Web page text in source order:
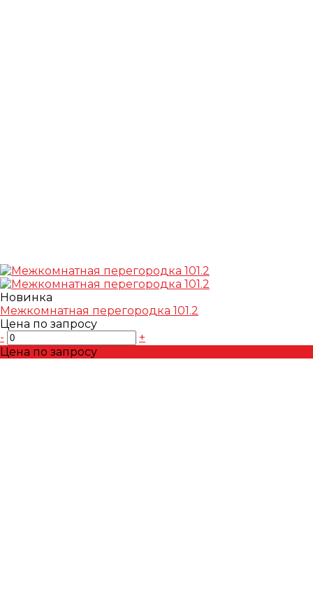
Новинка
Межкомнатная перегородка 101.2
Цена по запросу
-
+
Цена по запросу